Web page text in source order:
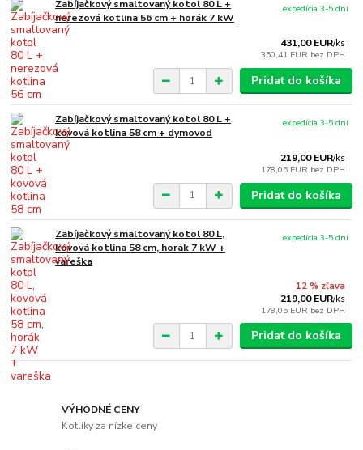
Zabíjačkový smaltovaný kotol 80 L +
nerezová kotlina 56 cm + horák 7 kW
431,00 EUR/ks
350,41 EUR bez DPH
expedícia 3-5 dní
Pridať do košíka
Zabíjačkový smaltovaný kotol 80 L +
kovová kotlina 58 cm + dymovod
219,00 EUR/ks
178,05 EUR bez DPH
expedícia 3-5 dní
Pridať do košíka
Zabíjačkový smaltovaný kotol 80 L,
kovová kotlina 58 cm, horák 7 kW +
vareška
12 % zľava
219,00 EUR/ks
178,05 EUR bez DPH
expedícia 3-5 dní
Pridať do košíka
VÝHODNÉ CENY
Kotlíky za nízke ceny